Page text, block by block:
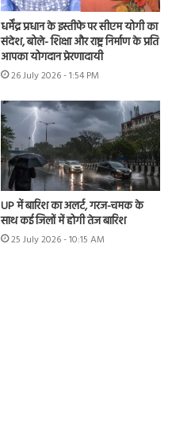
धर्मेंद्र प्रधान के इस्तीफे पर सीएम योगी का
संदेश, बोले- शिक्षा और राष्ट्र निर्माण के प्रति
आपका योगदान प्रेरणादायी
26 July 2026 - 1:54 PM
UP में बारिश का अलर्ट, गरज-चमक के
साथ कई जिलों में होगी तेज बारिश
25 July 2026 - 10:15 AM